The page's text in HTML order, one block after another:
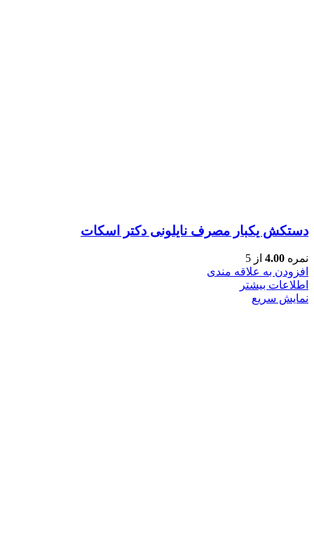
دستکش یکبار مصرف نایلونی دکتر اسکات
نمره 4.00 از 5
افزودن به علاقه مندی
اطلاعات بیشتر
نمایش سریع